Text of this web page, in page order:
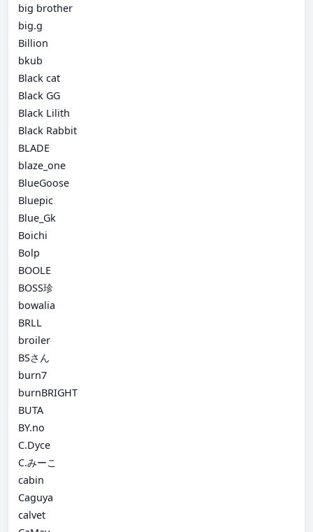
big brother
big.g
Billion
bkub
Black cat
Black GG
Black Lilith
Black Rabbit
BLADE
blaze_one
BlueGoose
Bluepic
Blue_Gk
Boichi
Bolp
BOOLE
BOSS珍
bowalia
BRLL
broiler
BSさん
burn7
burnBRIGHT
BUTA
BY.no
C.Dyce
C.みーこ
cabin
Caguya
calvet